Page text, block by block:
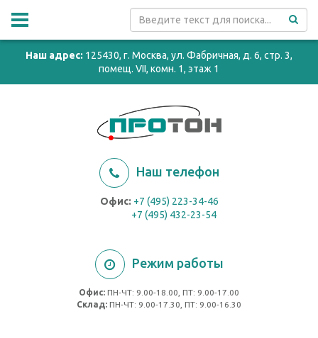
Наш адрес: 125430, г. Москва, ул. Фабричная, д. 6, стр. 3,
помещ. VII, комн. 1, этаж 1
Наш телефон
Офис: +7 (495) 223-34-46
+7 (495) 432-23-54
Режим работы
Офис: ПН-ЧТ: 9.00-18.00, ПТ: 9.00-17.00
Cклад: ПН-ЧТ: 9.00-17.30, ПТ: 9.00-16.30